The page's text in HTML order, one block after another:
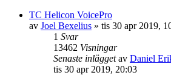
TC Helicon VoicePro
av Joel Bexelius » tis 30 apr 2019,
1 Svar
13462 Visningar
Senaste inläggetav Daniel
tis 30 apr 2019, 20:03